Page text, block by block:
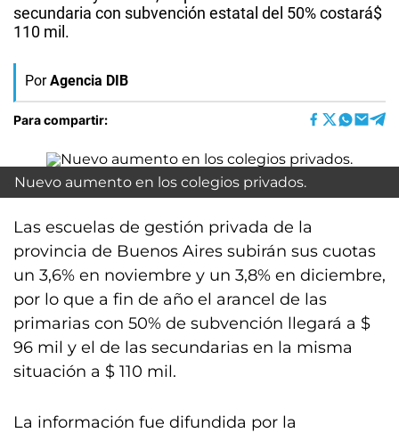
secundaria con subvención estatal del 50% costará$
110 mil.
Por Agencia DIB
Para compartir:
Nuevo aumento en los colegios privados.
Las escuelas de gestión privada de la
provincia de Buenos Aires subirán sus cuotas
un 3,6% en noviembre y un 3,8% en diciembre,
por lo que a fin de año el arancel de las
primarias con 50% de subvención llegará a $
96 mil y el de las secundarias en la misma
situación a $ 110 mil.
La información fue difundida por la